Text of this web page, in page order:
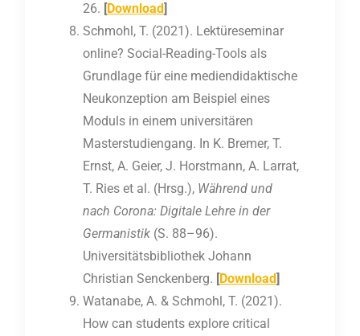
26. [Download]
Schmohl, T. (2021). Lektüreseminar
online? Social-Reading-Tools als
Grundlage für eine mediendidaktische
Neukonzeption am Beispiel eines
Moduls in einem universitären
Masterstudiengang. In K. Bremer, T.
Ernst, A. Geier, J. Horstmann, A. Larrat,
T. Ries et al. (Hrsg.), Während und
nach Corona: Digitale Lehre in der
Germanistik (S. 88–96).
Universitätsbibliothek Johann
Christian Senckenberg. [Download]
Watanabe, A. & Schmohl, T. (2021).
How can students explore critical